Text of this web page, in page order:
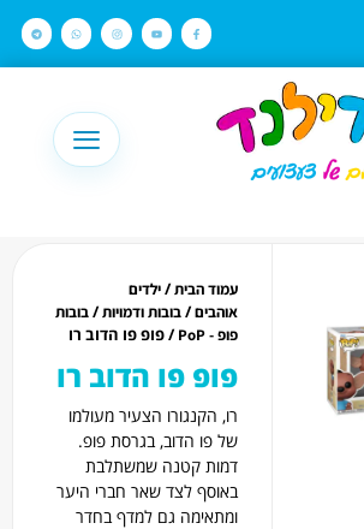
עמוד הבית/ילדים
אוהבים/בובות ודמויות/בובות
פופ - PoP
/ פופ פו הדוב רו
פופ פו הדוב רו
רו, הקנגורו הצעיר מעולמו
של פו הדוב, בגרסת פופ.
דמות קטנה שמשתלבת
באוסף לצד שאר חברי היער
ומתאימה גם למדף בחדר